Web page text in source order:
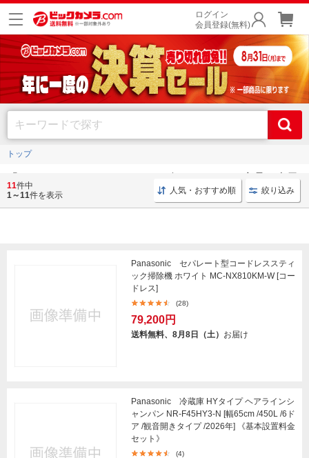
ログイン
会員登録(無料)
トップ
」に一致するすべての商品を表示
しています
11件中
1～11件を表示 人気・おすすめ順 絞り込み
Panasonic セパレート型コードレススティ
ック掃除機 ホワイト MC-NX810KM-W [コー
ドレス]
(28)
79,200円
送料無料、8月8日（土） お届け
Panasonic 冷蔵庫 HYタイプ ヘアラインシ
ャンパン NR-F45HY3-N [幅65cm /450L /6ド
ア /観音開きタイプ /2026年] 《基本設置料金
セット》
(4)